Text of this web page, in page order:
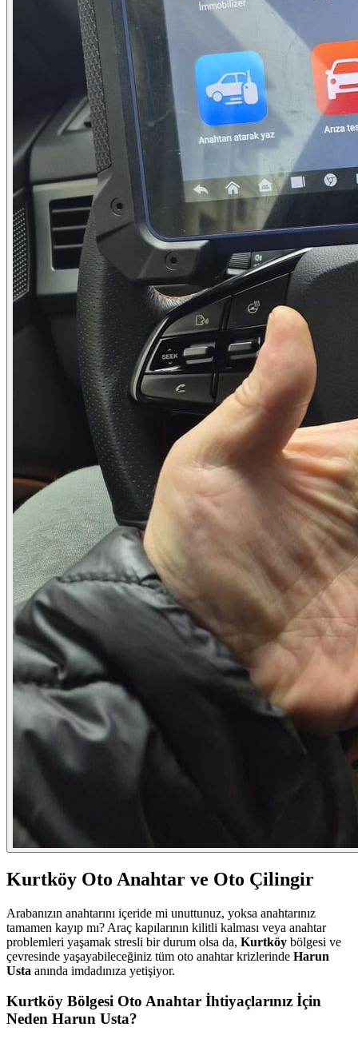
Kurtköy Oto Anahtar ve Oto Çilingir
Arabanızın anahtarını içeride mi unuttunuz, yoksa anahtarınız
tamamen kayıp mı? Araç kapılarının kilitli kalması veya anahtar
problemleri yaşamak stresli bir durum olsa da, Kurtköy bölgesi ve
çevresinde yaşayabileceğiniz tüm oto anahtar krizlerinde Harun
Usta anında imdadınıza yetişiyor.
Kurtköy Bölgesi Oto Anahtar İhtiyaçlarınız İçin
Neden Harun Usta?